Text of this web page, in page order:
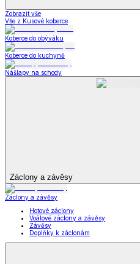
Zobrazit vše
Vše z Kusové koberce
Koberce do obýváku
Koberce do kuchyně
Nášlapy na schody
Záclony a závěsy
Záclony a závěsy
Hotové záclony
Voálové záclony a závěsy
Závěsy
Doplňky k záclonám